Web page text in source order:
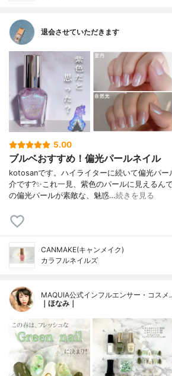
退会させていただきます
5.00
ブルベおすすめ！偏光パールネイル
kotosanです。ハイライターに続いて偏光パー
介です?✨これ一見、紫色のパールに見えるん
の偏光パールが素敵な、魅惑…続きを見る
CANMAKE(キャンメイク)
カラフルネイルズ
MAQUIA公式インフルエンサー・コスメ
｜ほなみ｜